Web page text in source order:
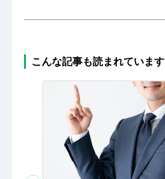
こんな記事も読まれています